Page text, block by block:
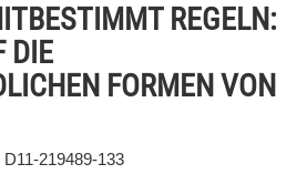
REGELN:
DIE
FORMEN VON
D11-219489-133